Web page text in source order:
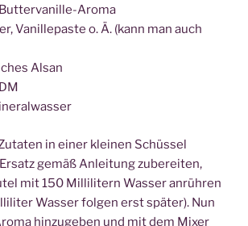
Aroma
Vanillepaste o. Ä. (kann man auch
Alsan
in einer kleinen Schüssel
gemäß Anleitung zubereiten,
mit 150 Millilitern Wasser anrühren
Wasser folgen erst später). Nun
hinzugeben und mit dem Mixer